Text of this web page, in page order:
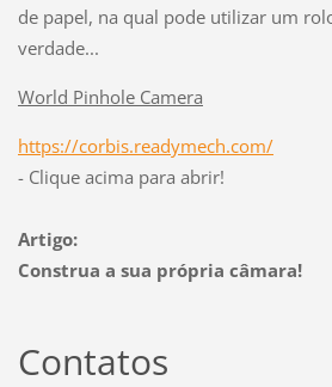
de papel, na qual pode utilizar um
verdade...
World Pinhole Camera
https://corbis.readymech.com/
- Clique acima para abrir!
Artigo:
Construa a sua própria câmara!
Contatos